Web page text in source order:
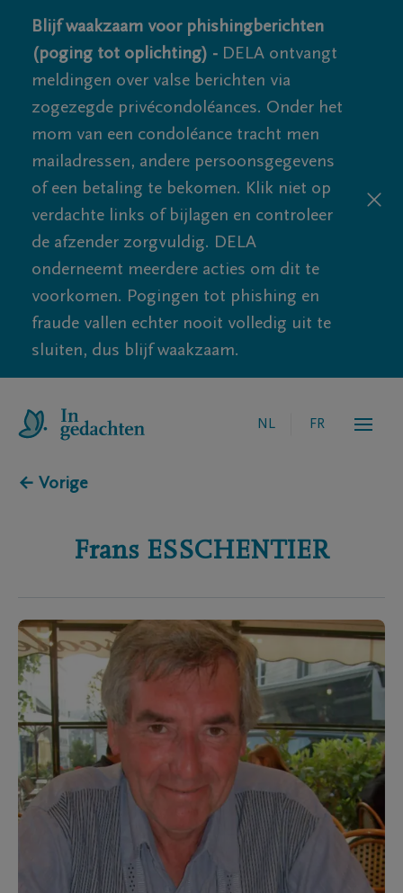
Blijf waakzaam voor phishingberichten
(poging tot oplichting) - DELA ontvangt
meldingen over valse berichten via
zogezegde privécondoléances. Onder het
mom van een condoléance tracht men
mailadressen, andere persoonsgegevens
of een betaling te bekomen. Klik niet op
verdachte links of bijlagen en controleer
de afzender zorgvuldig. DELA
onderneemt meerdere acties om dit te
voorkomen. Pogingen tot phishing en
fraude vallen echter nooit volledig uit te
sluiten, dus blijf waakzaam.
NL FR
← Vorige
Frans ESSCHENTIER